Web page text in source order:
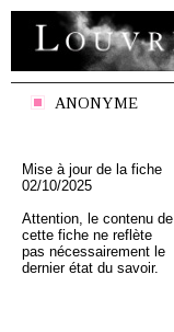
ANONYME
Mise à jour de la fiche
02/10/2025
Attention, le contenu de
cette fiche ne reflète
pas nécessairement le
dernier état du savoir.